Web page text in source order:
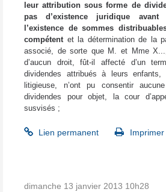
leur attribution sous forme de
pas d’existence juridique
l’existence de sommes
compétent et la détermination de la
associé, de sorte que M. et Mme
d’aucun droit, fût-il affecté d’un
dividendes attribués à leurs enfants,
litigieuse, n’ont pu consentir
dividendes pour objet, la cour
susvisés ;
Lien permanent Imprimer
dimanche 13 janvier 2013 10h28